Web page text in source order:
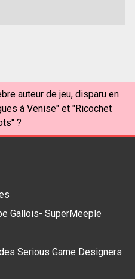
auteur de jeu, disparu en
à Venise" et "Ricochet
?
Gallois- SuperMeeple
Serious Game Designers